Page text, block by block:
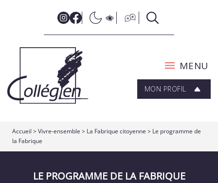
MENU
MON PROFIL
Accueil >Vivre-ensemble > La Fabrique citoyenne > Le programme de
la Fabrique
LE PROGRAMME DE LA FABRIQUE